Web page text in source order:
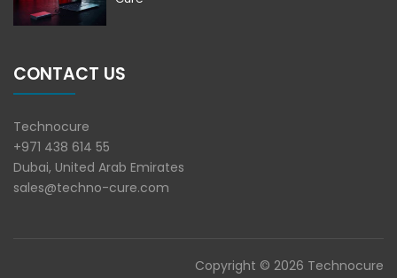
CONTACT US
Technocure
+971 438 614 55
Dubai, United Arab Emirates
sales@techno-cure.com
Copyright © 2026 Technocure